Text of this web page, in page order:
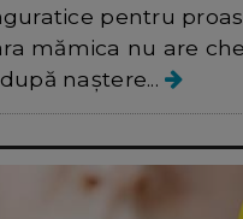
pentru
mămica nu are
naștere...